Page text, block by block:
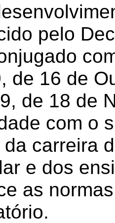
pelo
de 16 de
de 18 de
com o
carreira
e dos
as